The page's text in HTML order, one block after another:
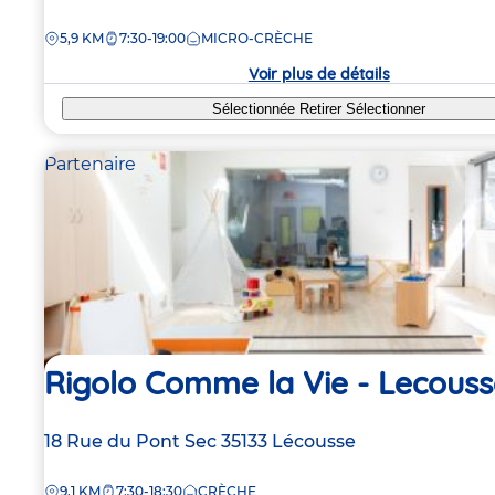
la
DISTANCE
5,9 KM 7:30-19:00 MICRO-CRÈCHE
Voir plus de détails
Sélectionnée RetirerSélectionner
Partenaire
Rigolo Comme la Vie -
Adresse
18 Rue du Pont Sec 35133 Lécousse
DISTANCE
9,1 KM 7:30-18:30 CRÈCHE